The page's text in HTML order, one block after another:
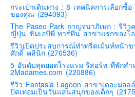
สโลเวเนีย
มอนเตรเนโกร
บอสเนียและเฮอร์เซโกวีน่า
ญี่ปุ่น
คันโต-โตเกียวและรอบๆ
คันไซ-โอซาก้า เกียวโต
กระเป๋าเดินทาง : 8 เทคนิคการเลือกซื้อ
ของคุณ (294093)
The Paseo Park กาญจนาภิเษก : รีวิ
ญี่ปุ่น ชิมเอบีพี ทาร์ทีน สาขาแรกของโ
รีวิวเปิดประสบการณ์ทำทรีตเม้นท์หน้า
ศักดิ์ คลินิก (276536)
5 อันดับสุดยอดโรงแรม รีสอร์ท ที่พักสำ
2Madames.com (220886)
รีวิว Fantasia Lagoon สาขาเดอะมอ
ปิดเทอมเป็นวันแสนสนุกของเด็กๆ